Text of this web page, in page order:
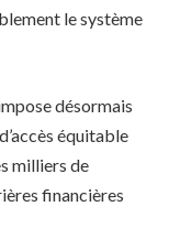
le système
désormais
équitable
milliers de
financières